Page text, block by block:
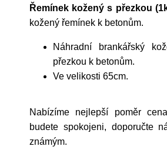
Řemínek kožený s přezkou
kožený řemínek k betonům.
Náhradní brankářský
přezkou k betonům.
Ve velikosti 65cm.
Nabízíme nejlepší poměr
budete spokojeni, doporučte
známým.